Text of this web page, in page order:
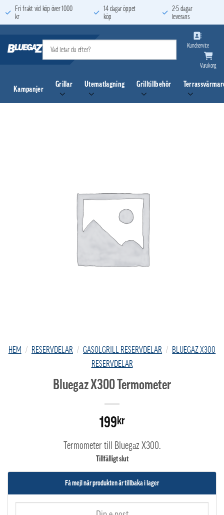
to
Fri frakt vid köp över 1000
kr
14 dagar öppet
köp
2-5 dagar
leverans
Kundservice
Varukorg
Kampanjer
Grillar Utematlagning Grilltillbehör
HEM / RESERVDELAR / GASOLGRILL RESERVDELAR / BLUEGAZ X300
RESERVDELAR
Bluegaz X300 Termometer
199kr
Termometer till Bluegaz X300.
Tillfälligt slut
Få mejl när produkten är tillbaka i lager